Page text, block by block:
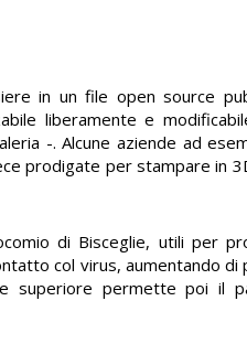
in un file open source
liberamente e
-. Alcune aziende ad
prodigate per stampare in
di Bisceglie, utili per
col virus, aumentando di
superiore permette poi il